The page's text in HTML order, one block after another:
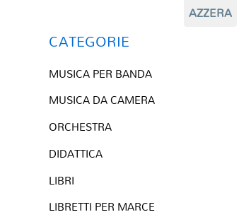
Composizioni originali
QR base
QR esecuzione
AZZERA
CATEGORIE
MUSICA PER BANDA
MUSICA DA CAMERA
ORCHESTRA
DIDATTICA
LIBRI
LIBRETTI PER MARCE